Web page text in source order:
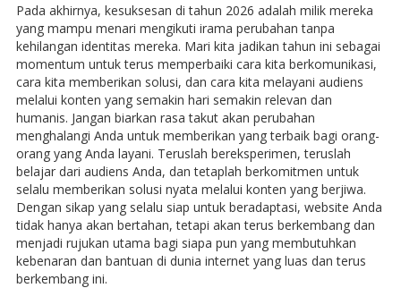
Pada akhirnya, kesuksesan di tahun 2026 adalah milik mereka
yang mampu menari mengikuti irama perubahan tanpa
kehilangan identitas mereka. Mari kita jadikan tahun ini sebagai
momentum untuk terus memperbaiki cara kita berkomunikasi,
cara kita memberikan solusi, dan cara kita melayani audiens
melalui konten yang semakin hari semakin relevan dan
humanis. Jangan biarkan rasa takut akan perubahan
menghalangi Anda untuk memberikan yang terbaik bagi orang-
orang yang Anda layani. Teruslah bereksperimen, teruslah
belajar dari audiens Anda, dan tetaplah berkomitmen untuk
selalu memberikan solusi nyata melalui konten yang berjiwa.
Dengan sikap yang selalu siap untuk beradaptasi, website Anda
tidak hanya akan bertahan, tetapi akan terus berkembang dan
menjadi rujukan utama bagi siapa pun yang membutuhkan
kebenaran dan bantuan di dunia internet yang luas dan terus
berkembang ini.